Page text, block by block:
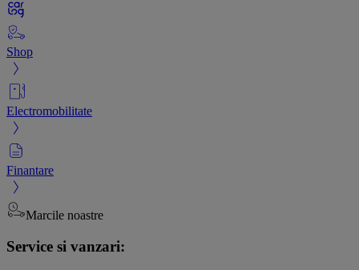
Shop
Electromobilitate
Finantare
Marcile noastre
Service si vanzari: